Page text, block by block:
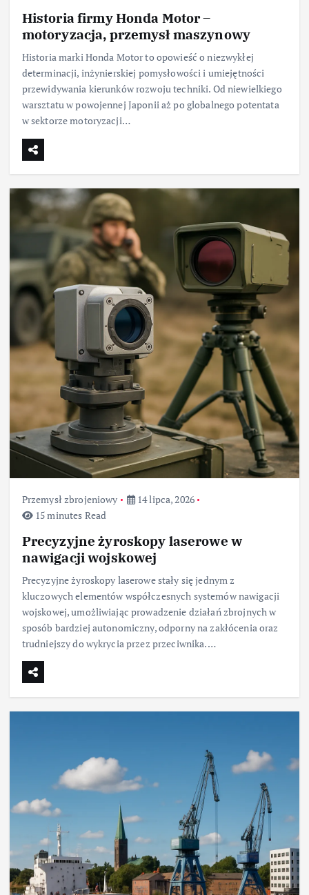
Historia firmy Honda Motor –
motoryzacja, przemysł maszynowy
Historia marki Honda Motor to opowieść o niezwykłej
determinacji, inżynierskiej pomysłowości i umiejętności
przewidywania kierunków rozwoju techniki. Od niewielkiego
warsztatu w powojennej Japonii aż po globalnego potentata
w sektorze motoryzacji…
Przemysł zbrojeniowy
14 lipca, 2026
15 minutes Read
Precyzyjne żyroskopy laserowe w
nawigacji wojskowej
Precyzyjne żyroskopy laserowe stały się jednym z
kluczowych elementów współczesnych systemów nawigacji
wojskowej, umożliwiając prowadzenie działań zbrojnych w
sposób bardziej autonomiczny, odporny na zakłócenia oraz
trudniejszy do wykrycia przez przeciwnika.…